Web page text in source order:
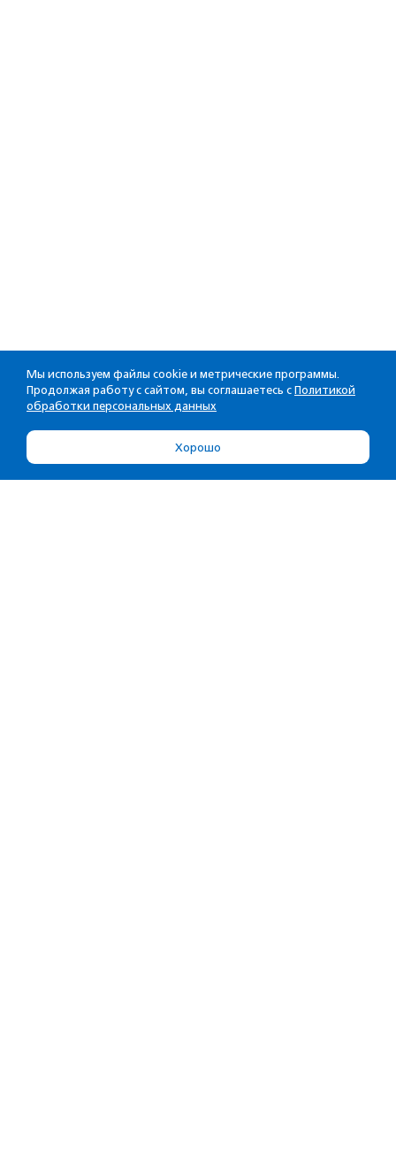
Мы используем файлы cookie и метрические программы.
Продолжая работу с сайтом, вы соглашаетесь с Политикой
обработки персональных данных
Хорошо